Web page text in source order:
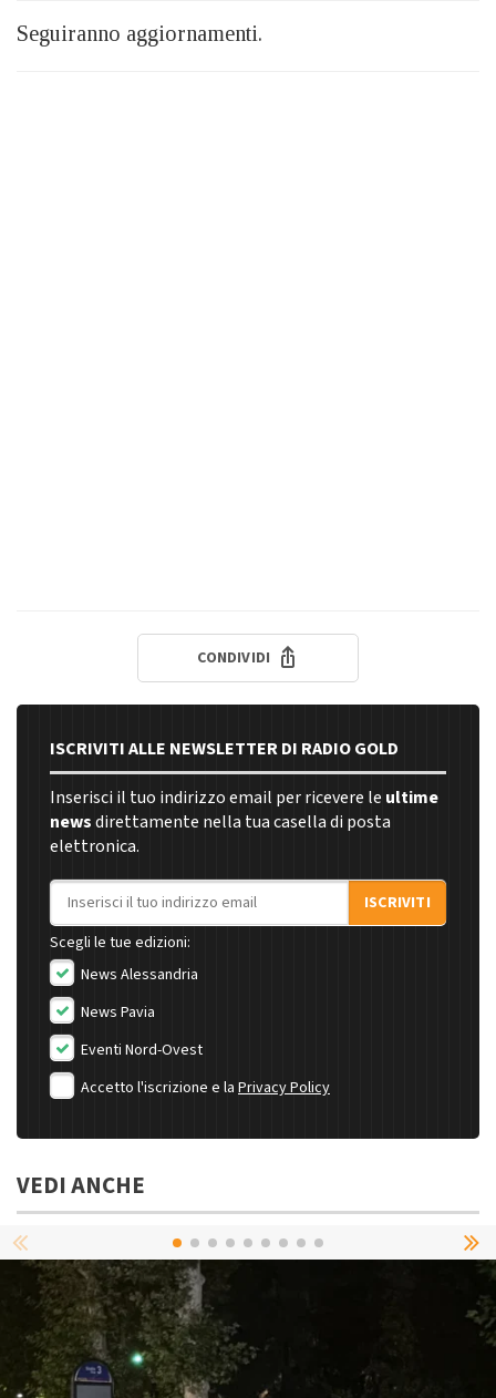
Seguiranno aggiornamenti.
CONDIVIDI
ISCRIVITI ALLE NEWSLETTER DI RADIO GOLD
Inserisci il tuo indirizzo email per ricevere le ultime
newsdirettamente nella tua casella di posta
elettronica.
Indirizzo email
ISCRIVITI
Scegli le tue edizioni:
News Alessandria
News Pavia
Eventi Nord-Ovest
Accetto l'iscrizione e la Privacy Policy
VEDI ANCHE